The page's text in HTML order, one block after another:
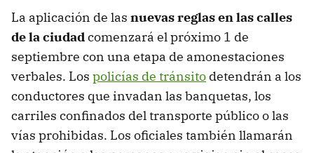
La aplicación de las nuevas reglas en las calles
de la ciudadcomenzará el próximo 1 de
septiembre con una etapa de amonestaciones
verbales. Los policías de tránsito detendrán a los
conductores que invadan las banquetas, los
carriles confinados del transporte público o las
vías prohibidas. Los oficiales también llamarán